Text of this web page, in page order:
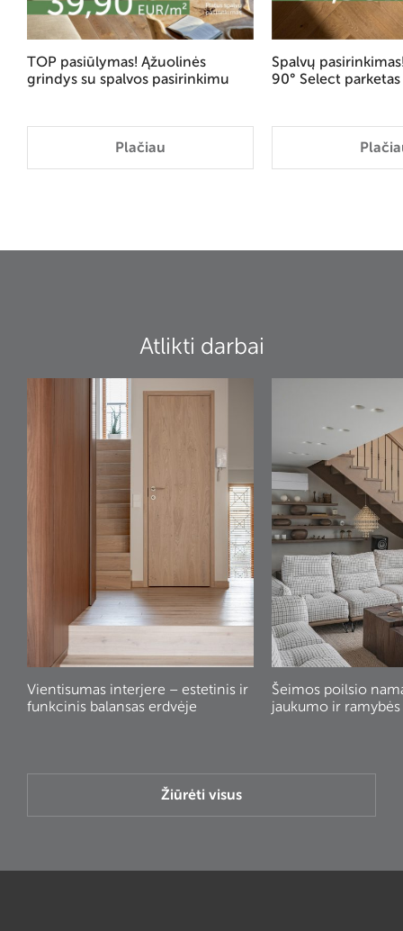
TOP pasiūlymas! Ąžuolinės
grindys su spalvos pasirinkimu
Plačiau
Spalvų
90° Select parketas
Atlikti darbai
Vientisumas interjere – estetinis ir
funkcinis balansas erdvėje
Šeimos poilsio
jaukumo ir
Žiūrėti visus